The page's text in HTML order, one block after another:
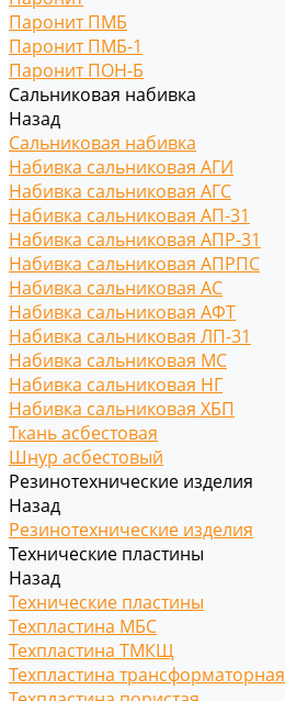
Паронит ПМБ
Паронит ПМБ-1
Паронит ПОН-Б
Сальниковая набивка
Назад
Сальниковая набивка
Набивка сальниковая АГИ
Набивка сальниковая АГС
Набивка сальниковая АП-31
Набивка сальниковая АПР-31
Набивка сальниковая АПРПС
Набивка сальниковая АС
Набивка сальниковая АФТ
Набивка сальниковая ЛП-31
Набивка сальниковая МС
Набивка сальниковая НГ
Набивка сальниковая ХБП
Ткань асбестовая
Шнур асбестовый
Резинотехнические изделия
Назад
Резинотехнические изделия
Технические пластины
Назад
Технические пластины
Техпластина МБС
Техпластина ТМКЩ
Техпластина трансформаторная